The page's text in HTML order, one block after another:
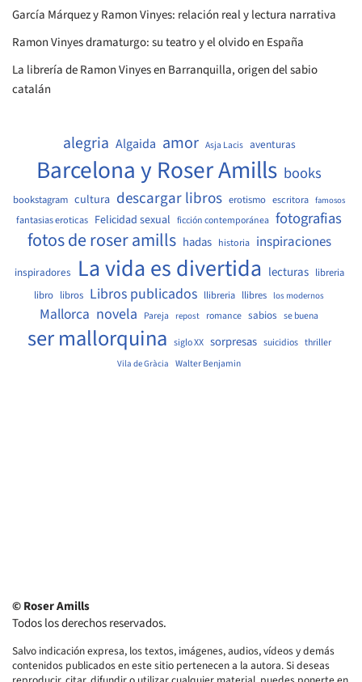
García Márquez y Ramon Vinyes: relación real y lectura narrativa
Ramon Vinyes dramaturgo: su teatro y el olvido en España
La librería de Ramon Vinyes en Barranquilla, origen del sabio
catalán
alegria Algaida amor Asja Lacis aventuras
Barcelona y Roser Amills books
bookstagram cultura descargar libros erotismo escritora famosos
fantasias eroticas Felicidad sexual ficción contemporánea fotografias
fotos de roser amills hadas historia inspiraciones
inspiradores La vida es divertida lecturas libreria
libro libros Libros publicados llibreria llibres los modernos
Mallorca novela Pareja repost romance sabios se buena
ser mallorquina siglo XX sorpresas suicidios thriller
Vila de Gràcia Walter Benjamin
© Roser Amills
Todos los derechos reservados.
Salvo indicación expresa, los textos, imágenes, audios, vídeos y demás
contenidos publicados en este sitio pertenecen a la autora. Si deseas